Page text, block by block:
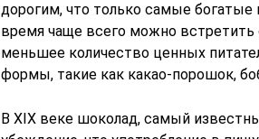
дорогим, что только самые богатые
время чаще всего можно
меньшее количество ценных
формы, такие как какао-порошок,
В XIX веке шоколад, самый